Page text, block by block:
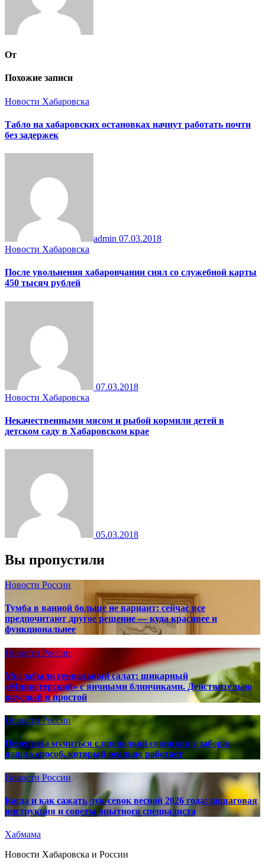
От
Похожие записи
Новости Хабаровска
Табло на хабаровских остановках начнут работать почти
без задержек
admin 07.03.2018
Новости Хабаровска
После увольнения хабаровчанин снял со служебной карты
450 тысяч рублей
07.03.2018
Новости Хабаровска
Некачественными мясом и рыбой кормили детей в
детском саду в Хабаровском крае
05.03.2018
Вы пропустили
Новости России
Тумба в ванной больше не вариант: сейчас все
предпочитают другое решение — куда красивее и
функциональнее
Новости России
Мы забыли гениальный салат: шикарный
«Министерский» с яичными блинчиками. Действительно
вкусный и простой
Новости России
Перестала мучиться с прополкой сорняков у забора:
нашла способ, который реально работает
Новости России
Когда и как сажать лук-севок весной 2026 года: пошаговая
инструкция и советы опытного специалиста
Хабмама
Новости Хабаровска и России